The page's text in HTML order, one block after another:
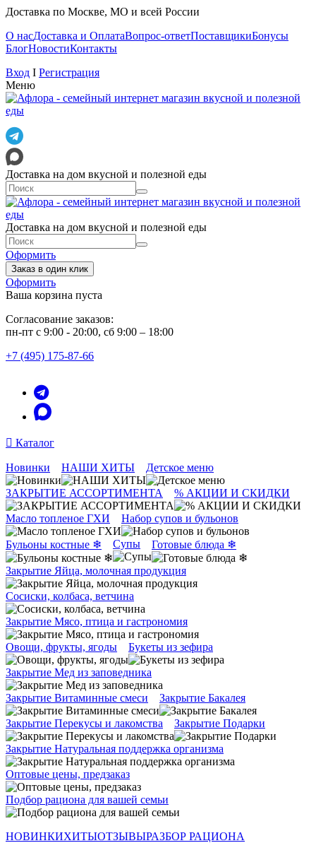
Доставка по Москве, МО и всей России
О насДоставка и ОплатаВопрос-ответПоставщикиБонусы
БлогНовостиКонтакты
Вход I Регистрация
Меню
Доставка на дом вкусной и полезной еды
Доставка на дом вкусной и полезной еды
Оформить
Заказ в один клик
Оформить
Ваша корзина пуста
Согласование заказов:
пн-пт с 9:00 - 20:00, сб 9:00 – 18:00
+7 (495) 175-87-66
Каталог
Новинки НАШИ ХИТЫ Детское меню
ЗАКРЫТИЕ АССОРТИМЕНТА % АКЦИИ И СКИДКИ
Масло топленое ГХИ Набор супов и бульонов
Бульоны костные ❄ Супы Готовые блюда ❄
Закрытие Яйца, молочная продукция
Сосиски, колбаса, ветчина
Закрытие Мясо, птица и гастрономия
Овощи, фрукты, ягоды Букеты из зефира
Закрытие Мед из заповедника
Закрытие Витаминные смеси Закрытие Бакалея
Закрытие Перекусы и лакомства Закрытие Подарки
Закрытие Натуральная поддержка организма
Оптовые цены, предзаказ
Подбор рациона для вашей семьи
НОВИНКИХИТЫОТЗЫВЫРАЗБОР РАЦИОНА